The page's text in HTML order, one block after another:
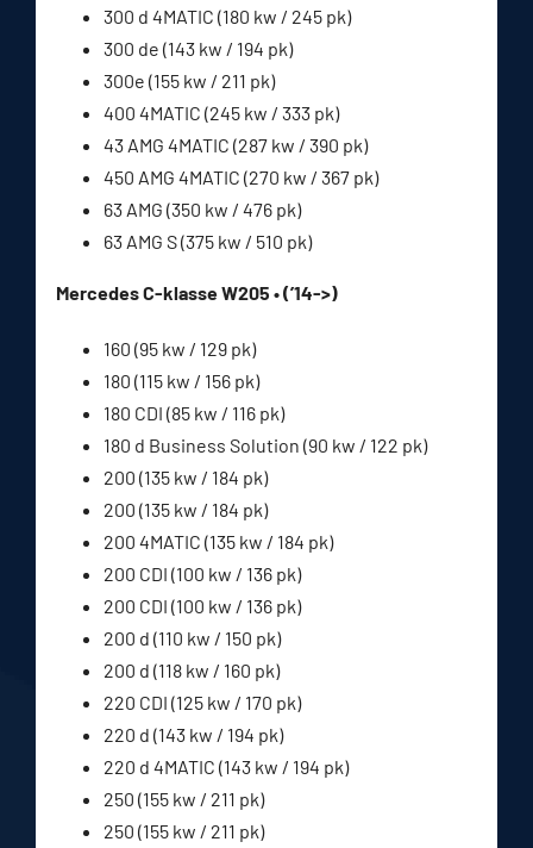
300 d 4MATIC (180 kw / 245 pk)
300 de (143 kw / 194 pk)
300e (155 kw / 211 pk)
400 4MATIC (245 kw / 333 pk)
43 AMG 4MATIC (287 kw / 390 pk)
450 AMG 4MATIC (270 kw / 367 pk)
63 AMG (350 kw / 476 pk)
63 AMG S (375 kw / 510 pk)
Mercedes C-klasse W205 • (’14->)
160 (95 kw / 129 pk)
180 (115 kw / 156 pk)
180 CDI (85 kw / 116 pk)
180 d Business Solution (90 kw / 122 pk)
200 (135 kw / 184 pk)
200 (135 kw / 184 pk)
200 4MATIC (135 kw / 184 pk)
200 CDI (100 kw / 136 pk)
200 CDI (100 kw / 136 pk)
200 d (110 kw / 150 pk)
200 d (118 kw / 160 pk)
220 CDI (125 kw / 170 pk)
220 d (143 kw / 194 pk)
220 d 4MATIC (143 kw / 194 pk)
250 (155 kw / 211 pk)
250 (155 kw / 211 pk)